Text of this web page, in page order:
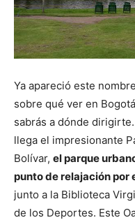
Ya apareció este
sobre qué ver en
sabrás a dónde
llega el impresionante
Bolívar, el parque
punto de relajación por
junto a la Biblioteca
de los Deportes. Este